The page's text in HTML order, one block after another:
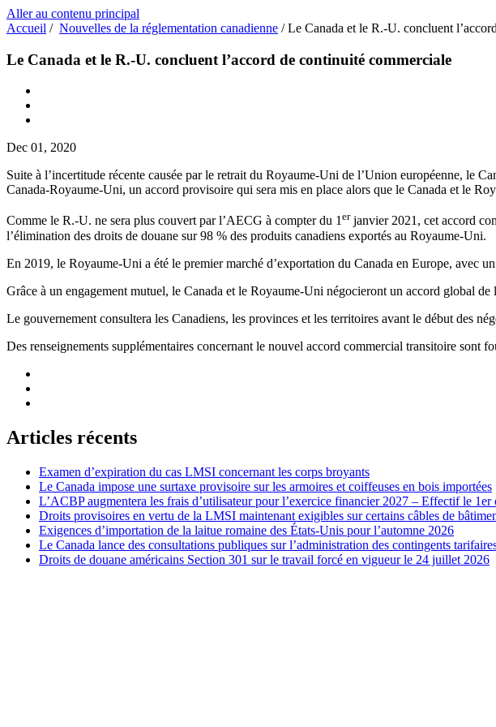
Aller au contenu principal
Accueil / Nouvelles de la réglementation canadienne /Le Canada et le R.-U. concluent
Le Canada et le R.-U. concluent l’accord de continuité commerciale
Dec 01, 2020
Suite à l’incertitude récente causée par le retrait du Royaume-Uni de l’Union européenne, le
Canada-Royaume-Uni, un accord provisoire qui sera mis en place alors que le Canada et le
Comme le R.-U. ne sera plus couvert par l’AECG à compter du 1erjanvier 2021, cet accord
l’élimination des droits de douane sur 98 % des produits canadiens exportés au Royaume-Uni.
En 2019, le Royaume-Uni a été le premier marché d’exportation du Canada en Europe, avec
Grâce à un engagement mutuel, le Canada et le Royaume-Uni négocieront un accord global
Le gouvernement consultera les Canadiens, les provinces et les territoires avant le début des
Des renseignements supplémentaires concernant le nouvel accord commercial transitoire sont
Articles récents
Examen d’expiration du cas LMSI concernant les corps broyants
Le Canada impose une surtaxe provisoire sur les armoires et coiffeuses en bois importées
L’ACBP augmentera les frais d’utilisateur pour l’exercice financier 2027 – Effectif le 1er
Droits provisoires en vertu de la LMSI maintenant exigibles sur certains câbles de
Exigences d’importation de la laitue romaine des États-Unis pour l’automne 2026
Le Canada lance des consultations publiques sur l’administration des contingents
Droits de douane américains Section 301 sur le travail forcé en vigueur le 24 juillet 2026